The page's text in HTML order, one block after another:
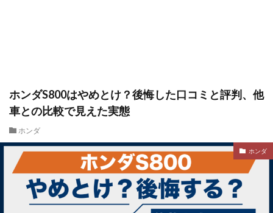
ホンダS800はやめとけ？後悔した口コミと評判、他
車との比較で見えた実態
ホンダ
ホンダ